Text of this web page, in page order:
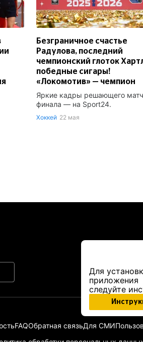
Безграничное счастье
Радулова, последний
чемпионский глоток
победные сигары!
«Локомотив» — чемпион
Яркие кадры решающего
финала — на Sport24.
Хоккей 22 мая
Для
приложения
следуйте
FAQОбратная связьДля СМИ